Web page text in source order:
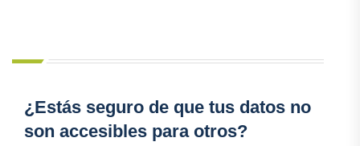
¿Estás seguro de que tus datos no
son accesibles para otros?